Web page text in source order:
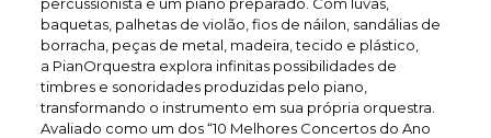
baquetas, palhetas de violão, fios de náilon, sandálias de
borracha, peças de metal, madeira, tecido e plástico,
a PianOrquestra explora infinitas possibilidades de
timbres e sonoridades produzidas pelo piano,
transformando o instrumento em sua própria orquestra.
Avaliado como um dos “10 Melhores Concertos do Ano